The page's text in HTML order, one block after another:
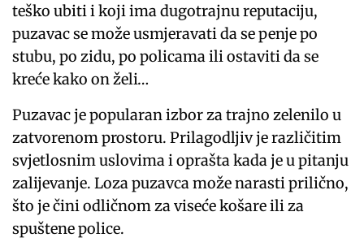
teško ubiti i koji ima dugotrajnu reputaciju,
puzavac se može usmjeravati da se penje po
stubu, po zidu, po policama ili ostaviti da se
kreće kako on želi…
Puzavac je popularan izbor za trajno zelenilo u
zatvorenom prostoru. Prilagodljiv je različitim
svjetlosnim uslovima i oprašta kada je u pitanju
zalijevanje. Loza puzavca može narasti prilično,
što je čini odličnom za viseće košare ili za
spuštene police.